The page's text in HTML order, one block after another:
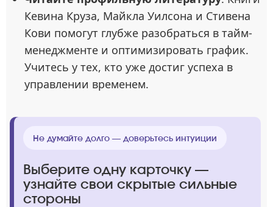
Кевина Круза, Майкла Уилсона и Стивена
Кови помогут глубже разобраться в тайм-
менеджменте и оптимизировать график.
Учитесь у тех, кто уже достиг успеха в
управлении временем.
Не думайте долго — доверьтесь интуиции
Выберите одну карточку —
узнайте свои скрытые сильные
стороны